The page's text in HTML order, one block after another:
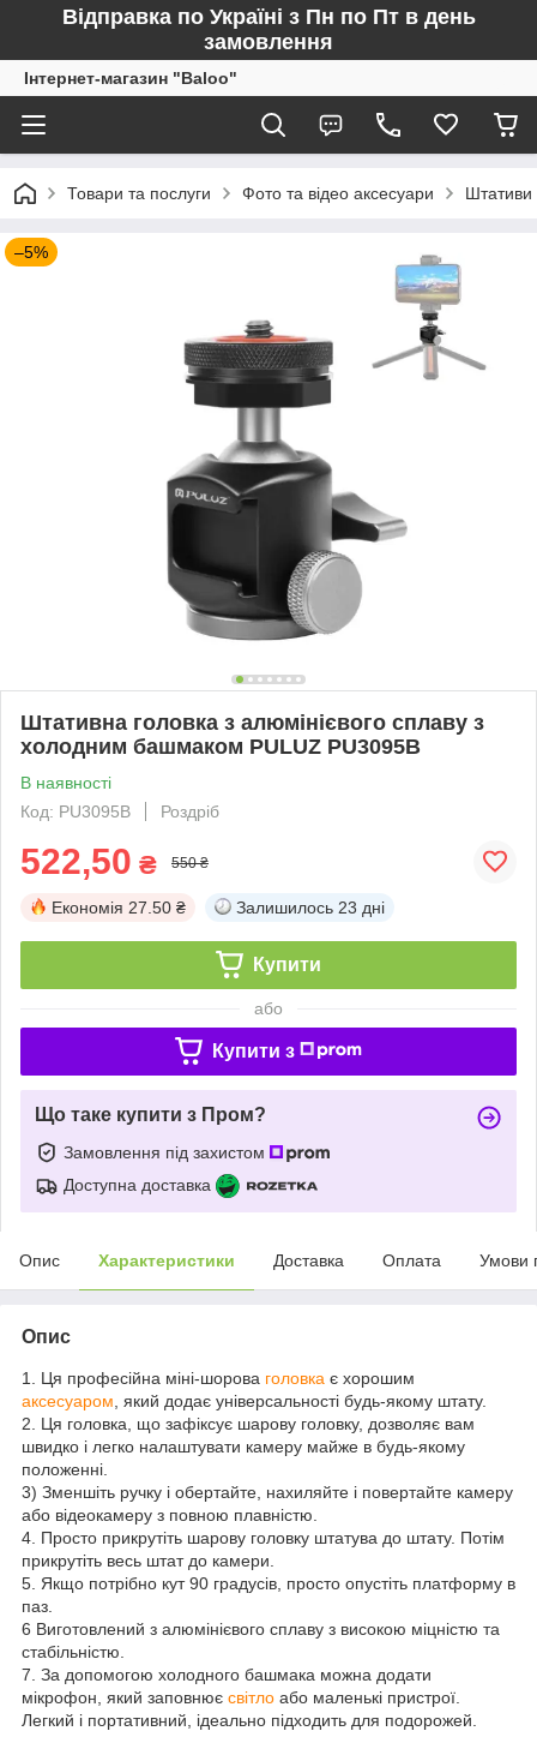
Відправка по Україні з Пн по Пт в день
замовлення
Інтернет-магазин "Baloo"
Товари та послуги Фото та відео аксесуари Штативи
–5%
Штативна головка з алюмінієвого сплаву з
холодним башмаком PULUZ PU3095B
В наявності
Код: PU3095B
Роздріб
522,50 ₴ 550 ₴
Економія 27.50 ₴ Залишилось 23 дні
Купити
або
Купити з
Що таке купити з Пром?
Замовлення під захистом
Доступна доставка
Опис Характеристики Доставка Оплата Умови
Опис
1. Ця професійна міні-шорова головка є хорошим
аксесуаром , який додає універсальності будь-якому штату.
2. Ця головка, що зафіксує шарову головку, дозволяє вам
швидко і легко налаштувати камеру майже в будь-якому
положенні.
3) Зменшіть ручку і обертайте, нахиляйте і повертайте камеру
або відеокамеру з повною плавністю.
4. Просто прикрутіть шарову головку штатува до штату. Потім
прикрутіть весь штат до камери.
5. Якщо потрібно кут 90 градусів, просто опустіть платформу в
паз.
6 Виготовлений з алюмінієвого сплаву з високою міцністю та
стабільністю.
7. За допомогою холодного башмака можна додати
мікрофон, який заповнює світло або маленькі пристрої.
Легкий і портативний, ідеально підходить для подорожей.